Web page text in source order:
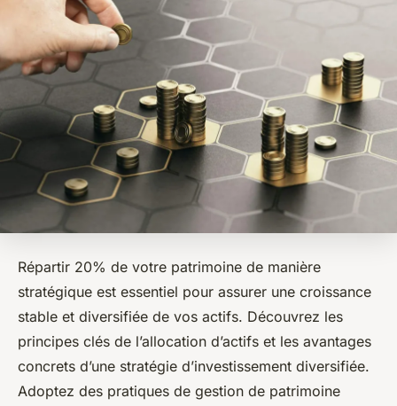
Répartir 20% de votre patrimoine de manière
stratégique est essentiel pour assurer une croissance
stable et diversifiée de vos actifs. Découvrez les
principes clés de l’allocation d’actifs et les avantages
concrets d’une stratégie d’investissement diversifiée.
Adoptez des pratiques de gestion de patrimoine